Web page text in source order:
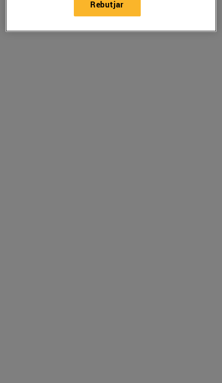
Rebutjar